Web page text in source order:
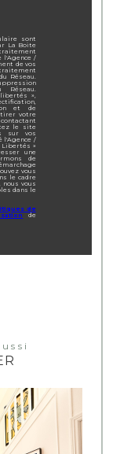
sont
La Boite
l'Agence /
de vos
Réseau.
»,
et de
votre
le site
sur vos
l'Agence /
Libertés »
une
de
vous
le cadre
vous
dans le
de
de